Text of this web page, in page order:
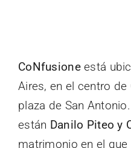
CoNfusioneestá
Aires, en el centro
plaza de San
están Danilo Piteo y
matrimonio en el